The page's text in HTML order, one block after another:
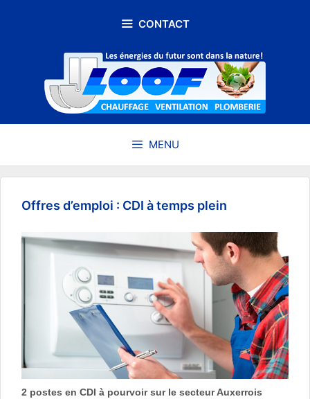
CONTACT
MENU
Offres d’emploi : CDI à temps plein
2 postes en CDI à pourvoir sur le secteur Auxerrois